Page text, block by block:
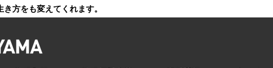
方をも変えてくれます。